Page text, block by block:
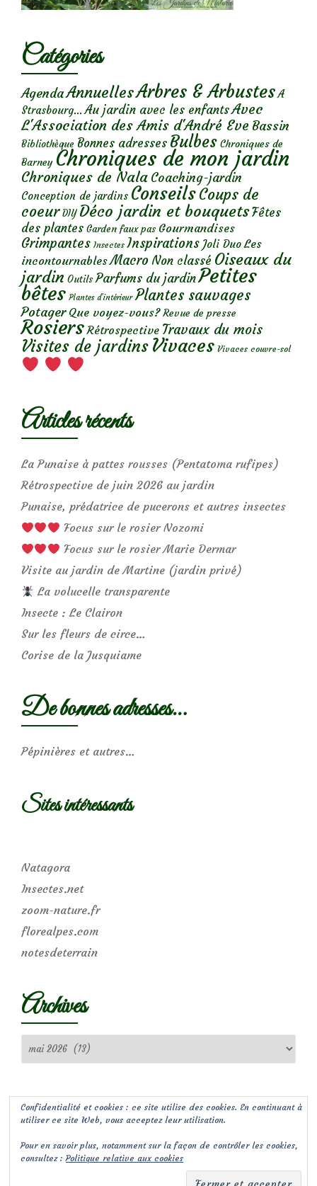
Catégories
AgendaAnnuellesArbres & Arbustes A
Strasbourg... Au jardin avec les enfantsAvec
L'Association des Amis d'André Eve Bassin
Bibliothèque Bonnes adresses Bulbes Chroniques de
Barney Chroniques de mon jardin
Chroniques de Nala Coaching-jardin
Conception de jardins ConseilsCoups de
coeur DIY Déco jardin et bouquetsFêtes
des plantes Garden faux pas Gourmandises
Grimpantes Insectes Inspirations Joli Duo Les
incontournables Macro Non classé Oiseaux du
jardin Outils Parfums du jardinPetites
bêtes Plantes d’intérieur Plantes sauvages
Potager Que voyez-vous? Revue de presse
Rosiers Rétrospective Travaux du mois
Visites de jardins Vivaces Vivaces couvre-sol
Articles récents
La Punaise à pattes rousses (Pentatoma rufipes)
Rétrospective de juin 2026 au jardin
Punaise, prédatrice de pucerons et autres insectes
Focus sur le rosier Nozomi
Focus sur le rosier Marie Dermar
Visite au jardin de Martine (jardin privé)
La volucelle transparente
Insecte : Le Clairon
Sur les fleurs de circe…
Corise de la Jusquiame
De bonnes adresses…
Pépinières et autres…
Sites intéressants
Natagora
Insectes.net
zoom-nature.fr
florealpes.com
notesdeterrain
Archives
Confidentialité et cookies : ce site utilise des cookies. En continuant à
utiliser ce site Web, vous acceptez leur utilisation.
Pour en savoir plus, notamment sur la façon de contrôler les cookies,
consultez :Politique relative aux cookies